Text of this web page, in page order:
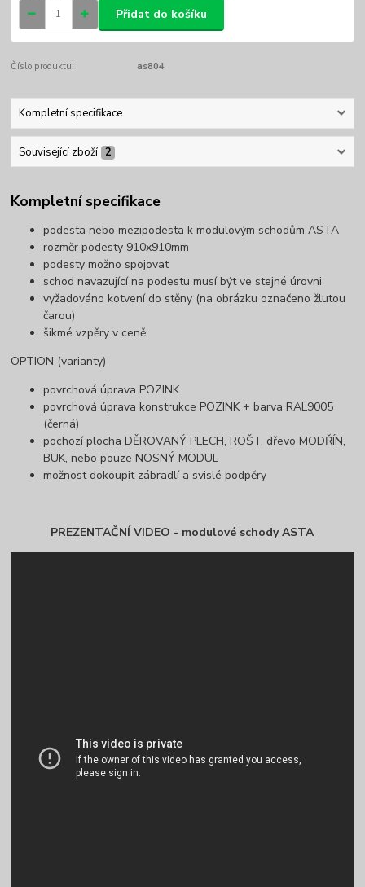
Přidat do košíku
Číslo produktu: as804
Kompletní specifikace
Související zboží 2
Kompletní specifikace
podesta nebo mezipodesta k modulovým schodům ASTA
rozměr podesty 910x910mm
podesty možno spojovat
schod navazující na podestu musí být ve stejné úrovni
vyžadováno kotvení do stěny (na obrázku označeno žlutou
čarou)
šikmé vzpěry v ceně
OPTION (varianty)
povrchová úprava POZINK
povrchová úprava konstrukce POZINK + barva RAL9005
(černá)
pochozí plocha DĚROVANÝ PLECH, ROŠT, dřevo MODŘÍN,
BUK, nebo pouze NOSNÝ MODUL
možnost dokoupit zábradlí a svislé podpěry
PREZENTAČNÍ VIDEO - modulové schody ASTA